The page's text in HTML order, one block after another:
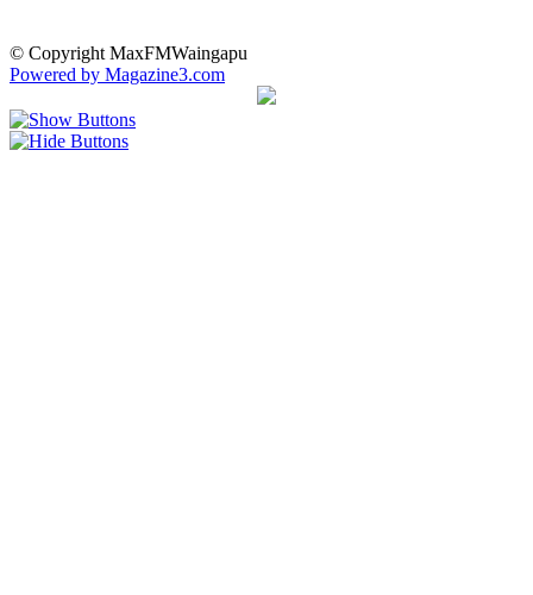
© Copyright MaxFMWaingapu
Powered by Magazine3.com